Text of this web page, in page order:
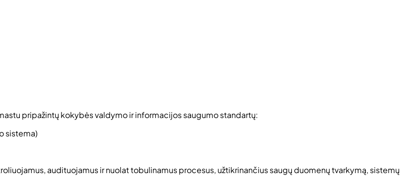
pripažintų kokybės valdymo ir informacijos saugumo standartų:
sistema)
audituojamus ir nuolat tobulinamus procesus, užtikrinančius saugų duomenų tvarkymą, sistemų